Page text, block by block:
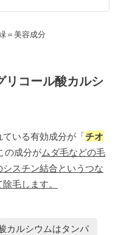
＝美容成分
リコール酸カルシ
いる有効成分が「チオ
の成分がムダ毛などの毛
スチン結合というつな
毛します。
カルシウムはタンパ